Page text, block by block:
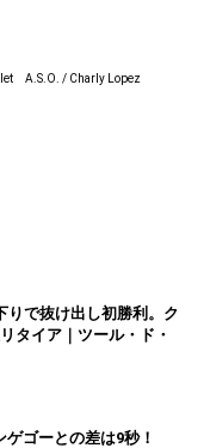
A.S.O. / Charly Lopez
りで抜け出し初勝利。ク
タイア｜ツール・ド・
ゲゴーとの差は9秒！